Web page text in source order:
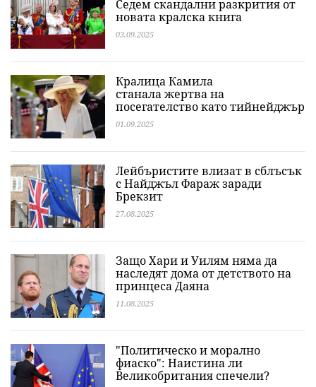
Седем скандални разкрития от
новата кралска книга
03.09.2025
Кралица Камила
станала жертва на
посегателство като тийнейджър
01.09.2025
Лейбъристите влизат в сблъсък
с Найджъл Фараж заради
Брекзит
27.08.2025
Защо Хари и Уилям няма да
наследят дома от детството на
принцеса Даяна
11.08.2025
"Политическо и морално
фиаско": Наистина ли
Великобритания спечели?